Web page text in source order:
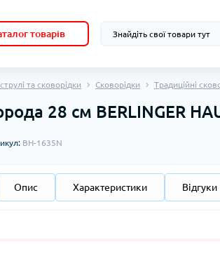
товарів
та сковорідки Сковорідки Традиційні
28 см BERLINGER
BH-1635N
Опис Характеристики Відгуки